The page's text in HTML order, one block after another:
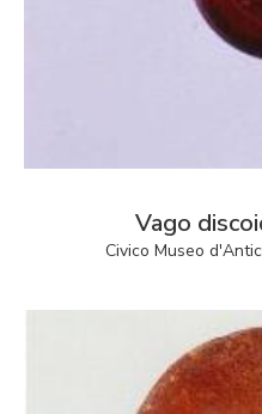
Vago
Civico Museo